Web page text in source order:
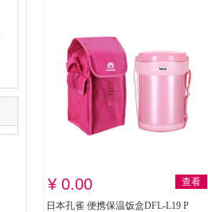
¥ 0.00 查看
日本孔雀 便携保温饭盒DFL-L19 P